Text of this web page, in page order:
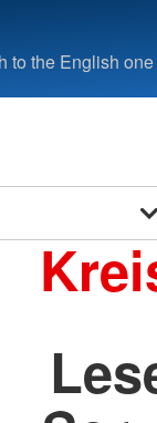
to the English one